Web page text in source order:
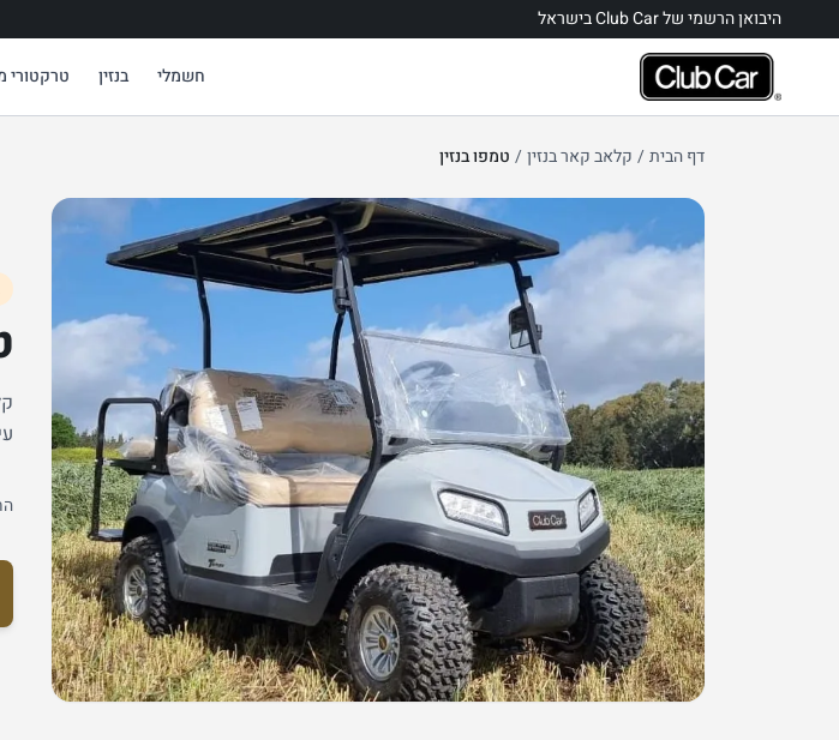
היבואן הרשמי של Club Car בישראל
חשמלי בנזין טרקטורי
דף הבית/ קלאב קאר בנזין/ טמפו בנזין